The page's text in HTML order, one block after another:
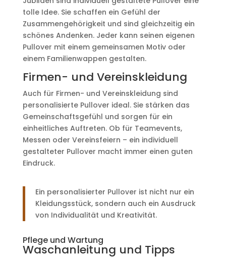
tolle Idee. Sie schaffen ein Gefühl der
Zusammengehörigkeit und sind gleichzeitig ein
schönes Andenken. Jeder kann seinen eigenen
Pullover mit einem gemeinsamen Motiv oder
einem Familienwappen gestalten.
Firmen- und Vereinskleidung
Auch für Firmen- und Vereinskleidung sind
personalisierte Pullover ideal. Sie stärken das
Gemeinschaftsgefühl und sorgen für ein
einheitliches Auftreten. Ob für Teamevents,
Messen oder Vereinsfeiern – ein individuell
gestalteter Pullover macht immer einen guten
Eindruck.
Ein personalisierter Pullover ist nicht nur ein
Kleidungsstück, sondern auch ein Ausdruck
von Individualität und Kreativität.
Pflege und Wartung
Waschanleitung und Tipps